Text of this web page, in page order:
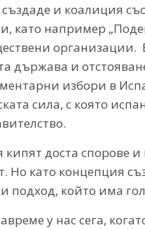
и коалиция
като например
организации.
държава и
избори в
сила, с която
кипят доста спорове
като концепция
подход, който има
у нас сега,